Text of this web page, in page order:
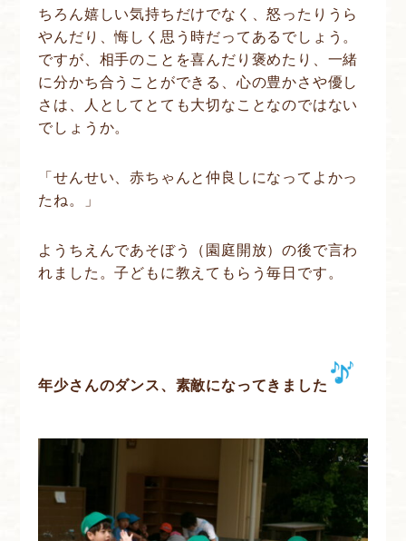
ちろん嬉しい気持ちだけでなく、怒ったりうら
やんだり、悔しく思う時だってあるでしょう。
ですが、相手のことを喜んだり褒めたり、一緒
に分かち合うことができる、心の豊かさや優し
さは、人としてとても大切なことなのではない
でしょうか。
「せんせい、赤ちゃんと仲良しになってよかっ
たね。」
ようちえんであそぼう（園庭開放）の後で言わ
れました。子どもに教えてもらう毎日です。
年少さんのダンス、素敵になってきました